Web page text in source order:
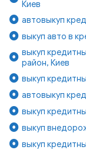
Киев
автовыкуп
выкуп авто в
выкуп
район, Киев
выкуп
автовыкуп
выкуп
выкуп
выкуп